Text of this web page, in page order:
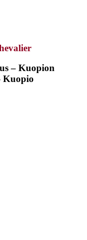
– Kuopion
Kuopio